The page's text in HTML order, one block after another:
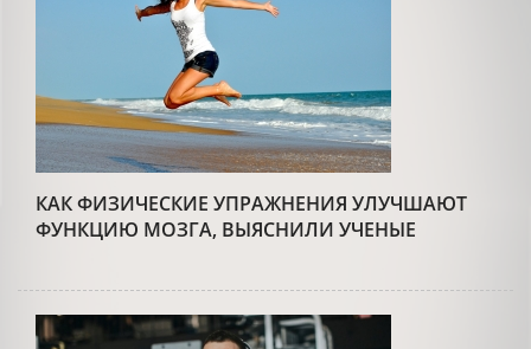
КАК ФИЗИЧЕСКИЕ УПРАЖНЕНИЯ УЛУЧШАЮТ
ФУНКЦИЮ МОЗГА, ВЫЯСНИЛИ УЧЕНЫЕ